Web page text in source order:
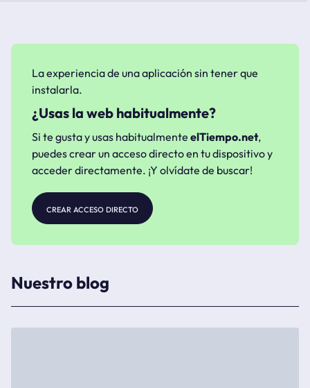
La experiencia de una aplicación sin tener que
instalarla.
¿Usas la web habitualmente?
Si te gusta y usas habitualmente elTiempo.net,
puedes crear un acceso directo en tu dispositivo y
acceder directamente. ¡Y olvídate de buscar!
crear acceso directo
Nuestro blog